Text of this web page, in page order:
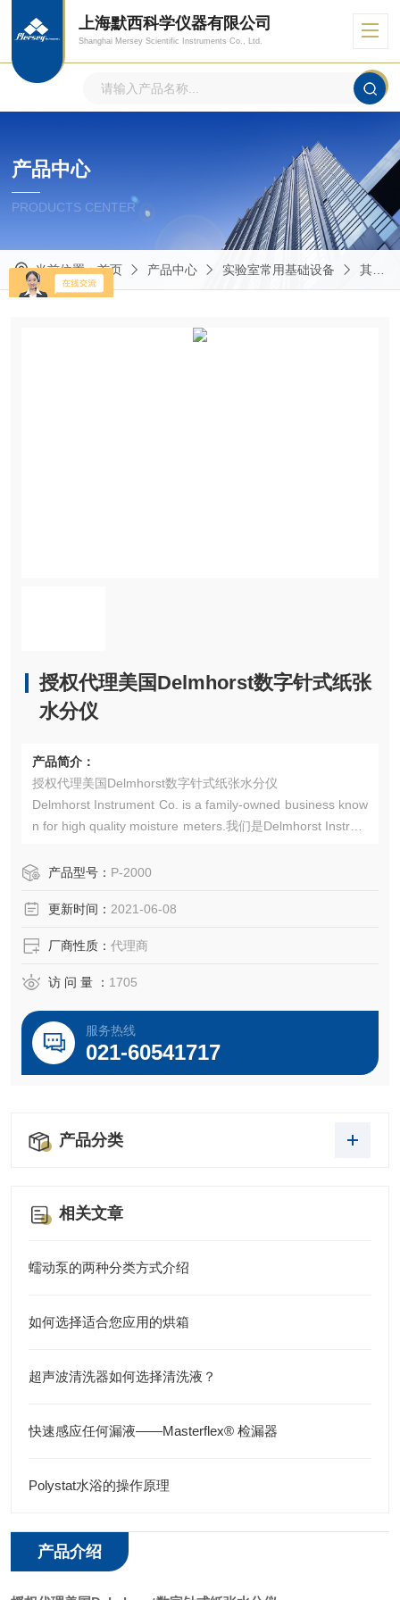
上海默西科学仪器有限公司
Shanghai Mersey Scientific Instruments Co., Ltd.
产品中心
PRODUCTS CENTER
当前位置：首页 产品中心 实验室常用基础设备 其他实验室常用仪器设备
授权代理美国Delmhorst数字针式纸张
水分仪
产品简介：
授权代理美国Delmhorst数字针式纸张水分仪
Delmhorst Instrument Co. is a family-owned business know
n for high quality moisture meters.我们是Delmhorst Instrum
产品型号： P-2000
更新时间： 2021-06-08
厂商性质： 代理商
访 问 量 ： 1705
服务热线
021-60541717
产品分类
相关文章
蠕动泵的两种分类方式介绍
如何选择适合您应用的烘箱
超声波清洗器如何选择清洗液？
快速感应任何漏液——Masterflex® 检漏器
Polystat水浴的操作原理
产品介绍